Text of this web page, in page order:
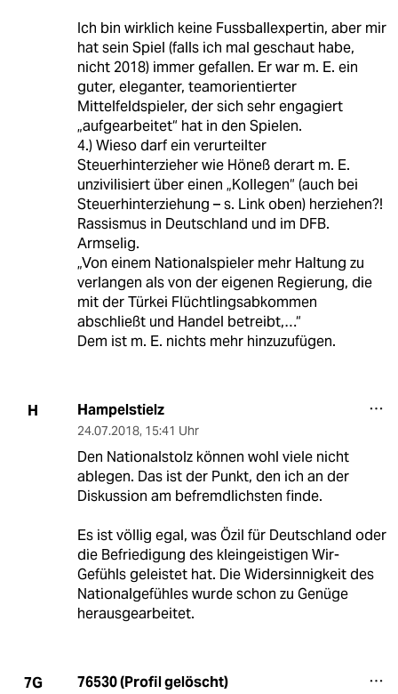
Ich bin wirklich keine Fussballexpertin, aber mir
hat sein Spiel (falls ich mal geschaut habe,
nicht 2018) immer gefallen. Er war m. E. ein
guter, eleganter, teamorientierter
Mittelfeldspieler, der sich sehr engagiert
„aufgearbeitet“ hat in den Spielen.
4.) Wieso darf ein verurteilter
Steuerhinterzieher wie Höneß derart m. E.
unzivilisiert über einen „Kollegen“ (auch bei
Steuerhinterziehung – s. Link oben) herziehen?!
Rassismus in Deutschland und im DFB.
Armselig.
„Von einem Nationalspieler mehr Haltung zu
verlangen als von der eigenen Regierung, die
mit der Türkei Flüchtlingsabkommen
abschließt und Handel betreibt,…“
Dem ist m. E. nichts mehr hinzuzufügen.
H Hampelstielz
24.07.2018, 15:41 Uhr
Den Nationalstolz können wohl viele nicht
ablegen. Das ist der Punkt, den ich an der
Diskussion am befremdlichsten finde.
Es ist völlig egal, was Özil für Deutschland oder
die Befriedigung des kleingeistigen Wir-
Gefühls geleistet hat. Die Widersinnigkeit des
Nationalgefühles wurde schon zu Genüge
herausgearbeitet.
7G 76530 (Profil gelöscht)